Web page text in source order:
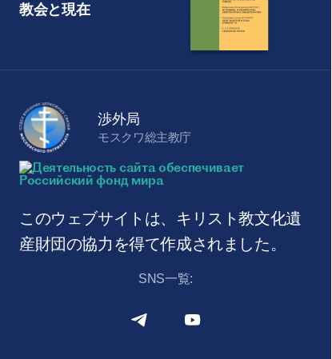
教会と現在
渉外局
モスクワ総主教庁
このウェブサイトは、キリスト教文化遺
産財団の協力を得て作成されました。
SNS一覧: